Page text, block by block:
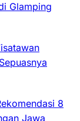
Glamping
8
Jawa